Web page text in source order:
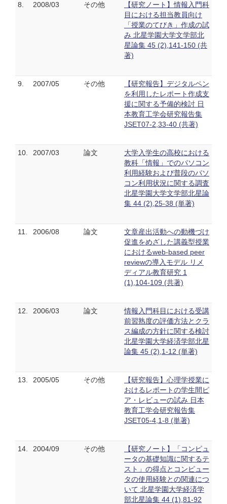
8. 2008/03 その他
【研究ノート】情報入門科
目における担当教員向け
「授業のてびき」作成の試
み 北星学園大学文学部北
星論集 45 (2),141-150 (共
著)
9. 2007/05 その他
【研究報告】デジタルペン
を利用したレポート作成支
援に関する予備的検討 日
本教育工学会研究報告集
JSET07-2,33-40 (共著)
10. 2007/03 論文
大学入学生の高校における
教科「情報」でのパソコン
利用経験および普段のパソ
コン利用状況に関する調査
北星学園大学文学部北星論
集 44 (2),25-38 (単著)
11. 2006/08 論文
文章産出活動への動機づけ
促進をめざした講義型授業
におけるweb-based peer
reviewの導入モデル リメ
ディアル教育研究 1
(1),104-109 (共著)
12. 2006/03 論文
情報入門科目における受講
前習熟度の評価方法とクラ
ス編成の方針に関する検討
北星学園大学経済学部北星
論集 45 (2),1-12 (単著)
13. 2005/05 その他
【研究報告】心理学授業に
おけるレポートの学生間ピ
ア・レビューの試み 日本
教育工学会研究報告集
JSET05-4,1-8 (単著)
14. 2004/09 その他
【研究ノート】「コンピュ
ータの基礎知識に関するテ
スト」の得点とコンピュー
タの使用経験との関連につ
いて 北星学園大学経済学
部北星論集 44 (1),81-92